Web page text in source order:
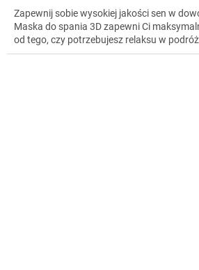
Zapewnij sobie wysokiej jakości sen w
Maska do spania 3D zapewni Ci
od tego, czy potrzebujesz relaksu w